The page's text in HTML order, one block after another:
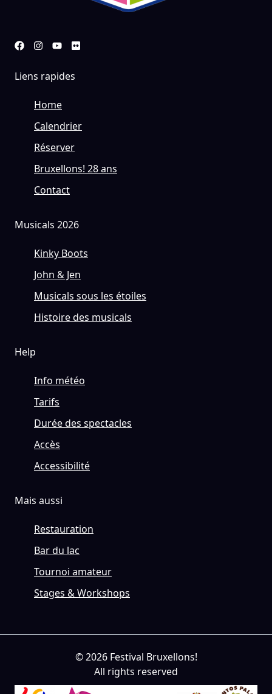
Liens rapides
Home
Calendrier
Réserver
Bruxellons! 28 ans
Contact
Musicals 2026
Kinky Boots
John & Jen
Musicals sous les étoiles
Histoire des musicals
Help
Info météo
Tarifs
Durée des spectacles
Accès
Accessibilité
Mais aussi
Restauration
Bar du lac
Tournoi amateur
Stages & Workshops
© 2026 Festival Bruxellons!
All rights reserved